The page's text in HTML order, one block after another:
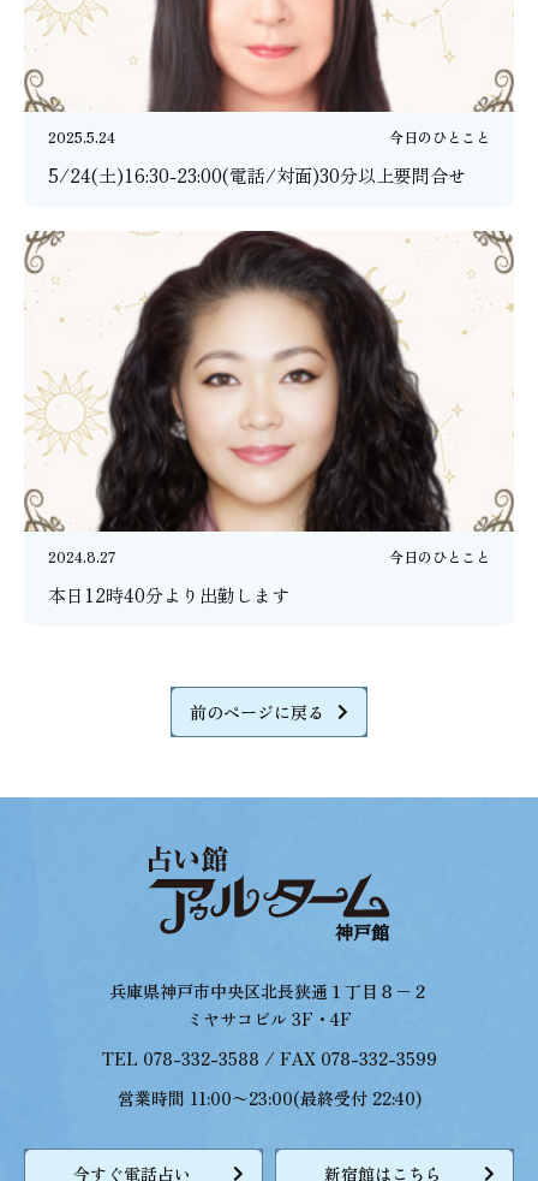
2025.5.24 今日のひとこと
5/24(土)16:30-23:00(電話/対面)30分以上要問合せ
2024.8.27 今日のひとこと
本日12時40分より出勤します
前のページに戻る
兵庫県神戸市中央区北長狭通１丁目８−２
ミヤサコビル 3F・4F
TEL 078-332-3588 / FAX 078-332-3599
営業時間 11:00〜23:00(最終受付 22:40)
今すぐ電話占い 新宿館はこちら